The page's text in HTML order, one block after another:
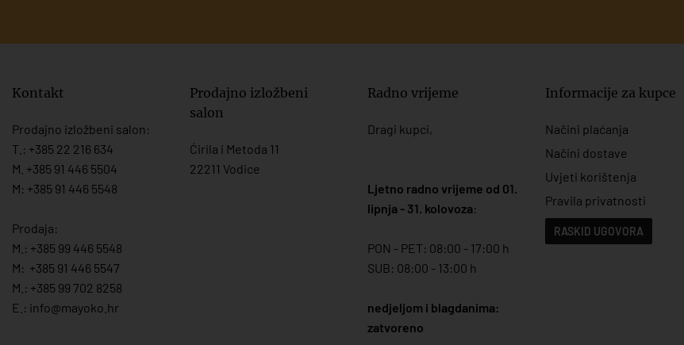
Kontakt
Prodajno izložbeni salon:
T.: +385 22 216 634
M. +385 91 446 5504
M: +385 91 446 5548
Prodaja:
M.: +385 99 446 5548
M: +385 91 446 5547
M.: +385 99 702 8258
E.: info@mayoko. hr
Prodajno izložbeni
salon
Ćirila i Metoda 11
22211 Vodice
Radno vrijeme
Dragi kupci,
Ljetno radno vrijeme od 01.
lipnja - 31. kolovoza:
PON - PET: 08:00 - 17:00 h
SUB: 08:00 - 13:00 h
nedjeljom i blagdanima:
zatvoreno
Informacije za kupce
Načini plaćanja
Načini dostave
Uvjeti korištenja
Pravila privatnosti
RASKID UGOVORA